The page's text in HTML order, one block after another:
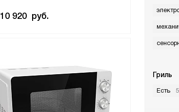
Гриль
Есть
10 920 руб.